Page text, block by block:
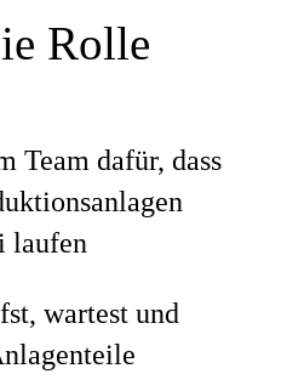
Rolle
Team dafür, dass
laufen
wartest und